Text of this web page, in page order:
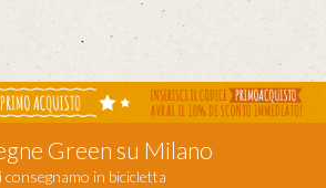
Green su Milano
consegnamo in bicicletta